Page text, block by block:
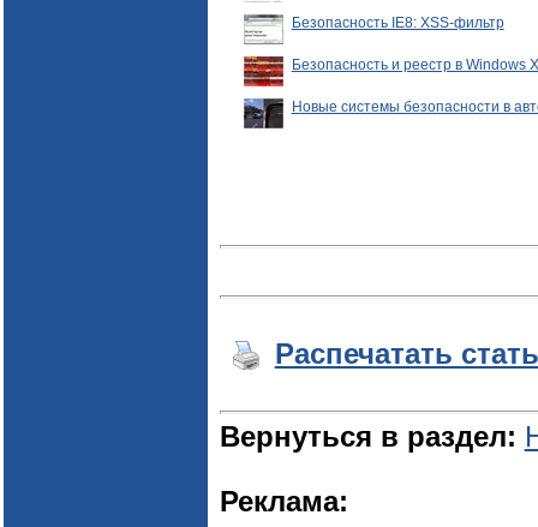
Безопасность IE8: XSS-фильтр
Безопасность и реестр в Windows
Новые системы безопасности в
Распечатать
Вернуться в раздел:
Реклама: